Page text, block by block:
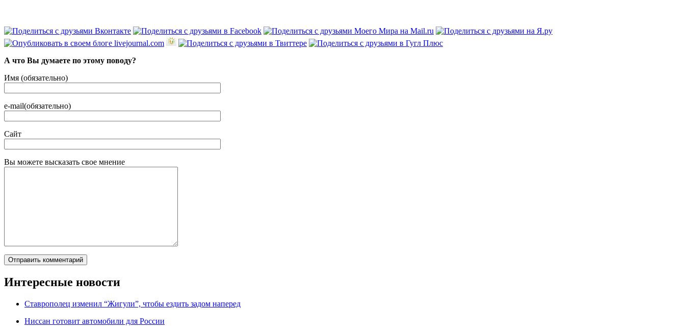
А что Вы думаете по этому поводу?
Имя (обязательно)
e-mail(обязательно)
Сайт
Вы можете высказать свое мнение
Интересные новости
Ставрополец изменил “Жигули”, чтобы ездить задом наперед
Ниссан готовит автомобили для России